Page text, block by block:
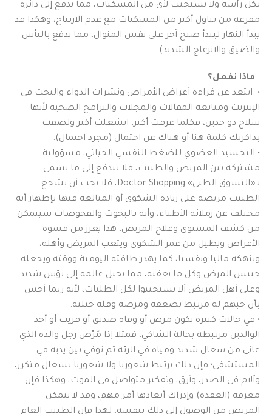
بكل رأسه ولا يستجيب لأي من المسكنات، مما يدفع إلى دائرة
مفرغة من تناول أكثر من المسكنات مع عدم الارتياح، وهكذا قد
يبدأ النهار ليبدأ صبح آخر على نفس المنوال، مما يدفع باليأس
والضيق والانزعاج الشديد).
ماذا نفعل؟
• ابتعد عن قراءة أعراض الأمراض ونشرات الدواء والبحث في
الإنترنت ومتابعة المقالات والمجلات والبرامج الصحية لأنها
سلاح ذو حدين، فكلما عرفت أكثر، انشغلت أكثر ولصقت
بذاكرتك كلمة هنا أو هناك عن احتمال (مجرد احتمال).
• التجسيد العضوي للضغط النفسي الحياتي، مسؤولية
مشتركة بين المريض والطبيب، فلا تندفع إلى ما يسمى
بـ«التسوق الطبي» Doctor Shopping، فلا يجب أن يشجع
الطبيب مريضه على زيادة الشكوى أو المبالغة فيها بإظهار أنه
مختلف عن زملائه الأطباء، وأنه بالبحوث والفحوصات سيتمكن
من كشف المستوى وعلاج المريض، هذا يعزز من قسوة
الأعراض ويطيل من عمر الشكوى ويتعب المريض وأهله،
وينهكه ماليا ونفسيا، كما يهدر طاقته اليومية ووقته ويجعله
حبيس المرض وكل ما يعقبه، مما يحيل عالمه إلى بؤس شديد.
وعلى أهل المريض ألا يستجيبوا لكل الطلبات، لأنه ربما أحس
بأن حبهم له مرتبط بضعفه ومرضه وقلة حيلته.
• في حالات كثيرة يكون مرض أو وفاة صديق أو قريب أو أحد
الوالدين مرتبطة بحالة الشاكي، فمثلا إذا مَرّض رجل والده الذي
عانى من سعال شديد ومياه في الرئة ثم توفي بين يديه في
المستشفى؛ فإن ذلك يرتبط شعوريا ولا شعوريا بسعال متكرر،
وآلام في الصدر، وأرق، وتفكير متواصل في الموت، وهكذا فإن
معرفة (العقدة) وإدراك أبعادها أمر مهم، وقد لا يتمكن
المريض من الوصول إلى ذلك بنفسه، لهذا فإن الطبيب العام